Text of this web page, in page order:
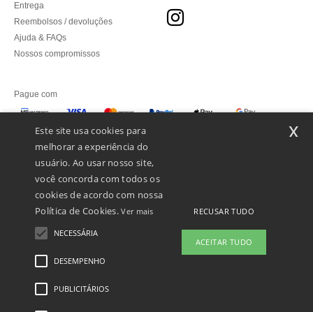
Entrega
Reembolsos / devoluções
Ajuda & FAQs
Nossos compromissos
Pague com
Enviamos com
Menções Legais-Política de Privacidade
Este site usa cookies para
melhorar a experiência do
usuário. Ao usar nosso site,
você concorda com todos os
cookies de acordo com nossa
Política de Cookies.Ver mais
NECESSÁRIA
DESEMPENHO
PUBLICITÁRIOS
RECUSAR TUDO
ACEITAR TUDO
x